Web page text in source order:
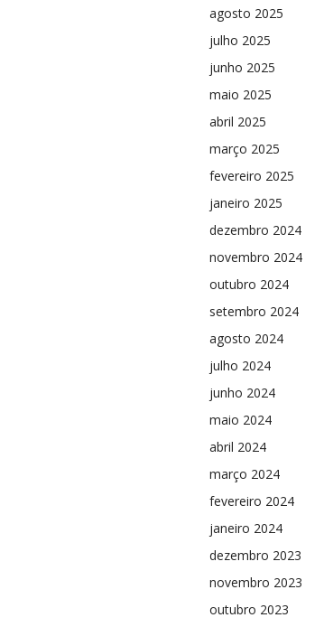
agosto 2025
julho 2025
junho 2025
maio 2025
abril 2025
março 2025
fevereiro 2025
janeiro 2025
dezembro 2024
novembro 2024
outubro 2024
setembro 2024
agosto 2024
julho 2024
junho 2024
maio 2024
abril 2024
março 2024
fevereiro 2024
janeiro 2024
dezembro 2023
novembro 2023
outubro 2023